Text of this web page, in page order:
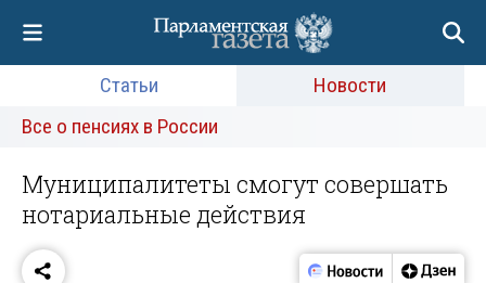
Статьи
Новости
Все о пенсиях в России
Муниципалитеты смогут совершать
нотариальные действия